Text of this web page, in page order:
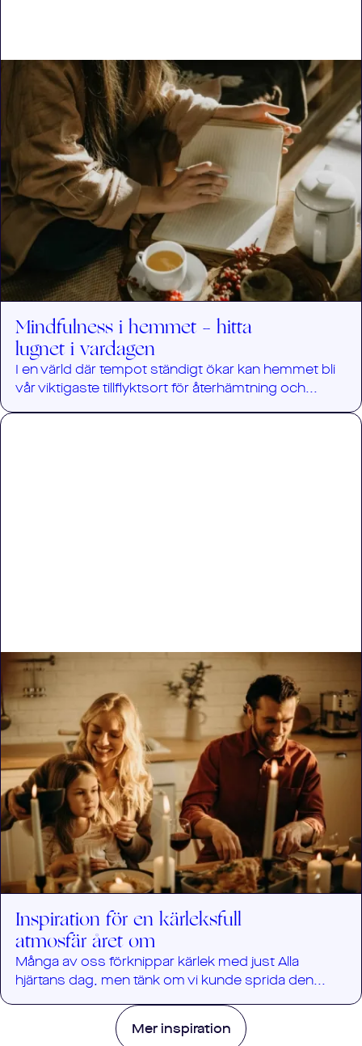
Mindfulness i hemmet – hitta
lugnet i vardagen
I en värld där tempot ständigt ökar kan hemmet bli
vår viktigaste tillflyktsort för återhämtning och...
Inspiration för en kärleksfull
atmosfär året om
Många av oss förknippar kärlek med just Alla
hjärtans dag, men tänk om vi kunde sprida den...
Mer inspiration